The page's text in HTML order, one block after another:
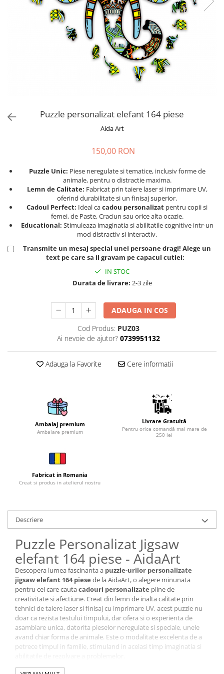
Decoratiuni Paste
Insigne / Brose
Agende Personalizate
Invitatii personalizate
Articole pentru copii
Puzzle
Stickere
Trofee
Brelocuri din Inox
Accesorii de Bucatarie
Tocatoare Personalizate
Suporturi de Pahare
Manusi Personalizate
Personalizate
Termosuri Personalizate
Desfacatoare si Tirbusoane
Cutii si Accesorii pentru Vin
Personalizate
Vinuri Personalizate
Pixuri Personalizate
Mousepad-uri
Agende A5
Agende A6
Planner / Jurnal
Articole pentru Casa Personalizate
Ceasuri Personalizate
Calendare Personalizate
Tablouri Personalizate
Rame Foto
Brichete Personalizate
Cadouri absolvire
Puzzle personalizat elefant 164 piese
Aida Art
150,00 RON
Puzzle Unic: Piese neregulate si tematice, inclusiv forme de
animale, pentru o distractie maxima.
Lemn de Calitate: Fabricat prin taiere laser si imprimare UV,
oferind durabilitate si un finisaj superior.
Cadoul Perfect: Ideal cacadou personalizat pentru copii si
femei, de Paste, Craciun sau orice alta ocazie.
Educational: Stimuleaza imaginatia si abilitatile cognitive intr-un
mod distractiv si interactiv.
Transmite un mesaj special unei persoane dragi! Alege un
text pe care sa il gravam pe capacul cutiei:
IN STOC
Durata de livrare: 2-3 zile
ADAUGA IN COS
Cod Produs: PUZ03
Ai nevoie de ajutor? 0739951132
Adauga la Favorite Cere informatii
Ambalaj premium
Ambalare premium
Livrare Gratuită
Pentru orice comandă mai mare de
250 lei
Fabricat in Romania
Creat si produs in atelierul nostru
Descriere
Puzzle Personalizat Jigsaw
elefant 164 piese - AidaArt
Descopera lumea fascinanta a puzzle-urilor personalizate
jigsaw elefant 164 piese de la AidaArt, o alegere minunata
pentru cei care cautacadouri personalizate pline de
creativitate si afectiune. Creat din lemn de inalta calitate prin
tehnici de taiere laser si finisaj cu imprimare UV, acest puzzle nu
doar ca rezista testului timpului, dar ofera si o experienta de
asamblare unica, datorita pieselor neregulate si speciale, unele
avand chiar forma de animale. Este o modalitate excelenta de a
petrece timpul in familie, stimuland in acelasi timp imaginatia si
Piese Unice: